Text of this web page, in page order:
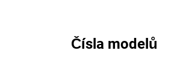
Čísla modelů